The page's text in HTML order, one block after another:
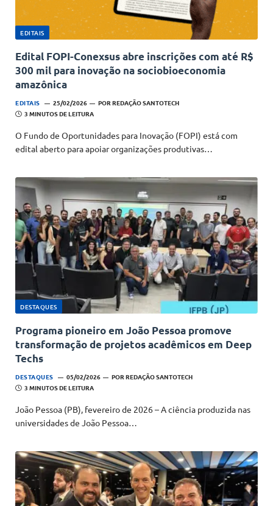
EDITAIS
Edital FOPI-Conexsus abre inscrições com até R$
300 mil para inovação na sociobioeconomia
amazônica
EDITAIS 25/02/2026 POR REDAÇÃO SANTOTECH
3 MINUTOS DE LEITURA
O Fundo de Oportunidades para Inovação (FOPI) está com
edital aberto para apoiar organizações produtivas…
DESTAQUES
Programa pioneiro em João Pessoa promove
transformação de projetos acadêmicos em Deep
Techs
DESTAQUES 05/02/2026 POR REDAÇÃO SANTOTECH
3 MINUTOS DE LEITURA
João Pessoa (PB), fevereiro de 2026 – A ciência produzida nas
universidades de João Pessoa…